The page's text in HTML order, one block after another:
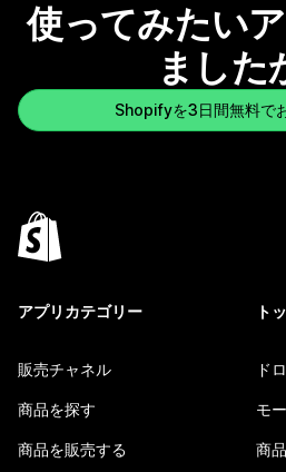
使ってみたい
ました
Shopifyを3日間無料で
アプリカテゴリー
販売チャネル
商品を探す
商品を販売する
ト
ド
モ
商